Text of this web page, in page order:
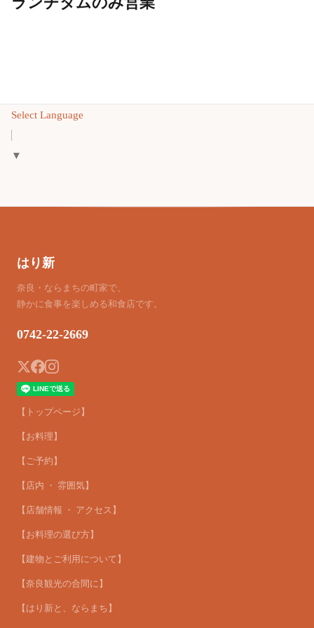
Select Language
▼
はり新
奈良・ならまちの町家で、
静かに食事を楽しめる和食店です。
0742-22-2669
【トップページ】
【お料理】
【ご予約】
【店内 ・ 雰囲気】
【店舗情報 ・ アクセス】
【お料理の選び方】
【建物とご利用について】
【奈良観光の合間に】
【はり新と、ならまち】